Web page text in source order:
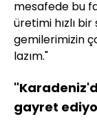
mesafede bu
üretimi hızlı
gemilerimizin
lazım."
gayret